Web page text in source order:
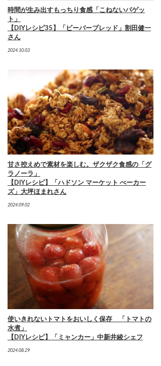
時間が生み出すもっちり食感「こねないバゲッ
ト」
【DIYレシピ35】「ビーバーブレッド」割田健一
さん
2024.10.03
甘さ控えめで素材を楽しむ。ザクザク食感の「グ
ラノーラ」
【DIYレシピ】「ハドソン マーケット べーカー
ズ」大坪ほまれさん
2024.09.02
使いきれないトマトをおいしく保存 「トマトの
水煮」
【DIYレシピ】「ミャンカー」中新井綾シェフ
2024.08.29